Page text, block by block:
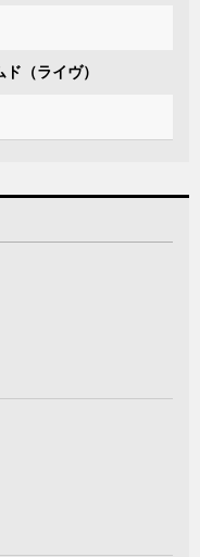
（ライヴ）